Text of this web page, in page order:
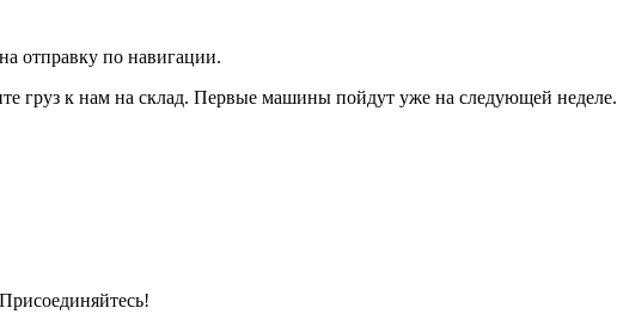
отправку по навигации.
груз к нам на склад. Первые машины пойдут уже на следующей неделе.